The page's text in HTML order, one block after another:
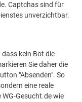
Captchas sind für
unverzichtbar.
kein Bot die
Sie daher die
"Absenden". So
eine reale
Gesucht.de wie